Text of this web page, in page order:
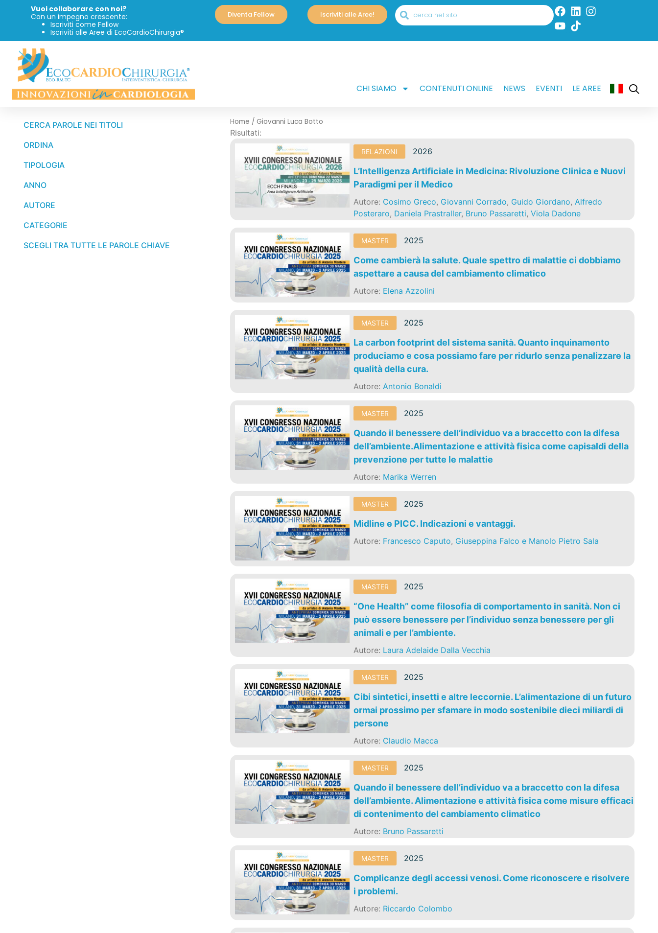
Vuoi collaborare con noi?
Con un impegno crescente:
Iscriviti come Fellow
Iscriviti alle Aree di EcoCardioChirurgia®
Diventa Fellow Iscriviti alle Aree!
CHI SIAMO CONTENUTI ONLINE NEWS EVENTI LE AREE
CERCA PAROLE NEI TITOLI
ORDINA
TIPOLOGIA
ANNO
AUTORE
CATEGORIE
SCEGLI TRA TUTTE LE PAROLE CHIAVE
Home /Giovanni Luca Botto
Risultati:
RELAZIONI 2026
L’Intelligenza Artificiale in Medicina: Rivoluzione Clinica e Nuovi
Paradigmi per il Medico
Autore: Cosimo Greco, Giovanni Corrado, Guido Giordano, Alfredo
Posteraro, Daniela Prastraller, Bruno Passaretti, Viola Dadone
MASTER 2025
Come cambierà la salute. Quale spettro di malattie ci dobbiamo
aspettare a causa del cambiamento climatico
Autore: Elena Azzolini
MASTER 2025
La carbon footprint del sistema sanità. Quanto inquinamento
produciamo e cosa possiamo fare per ridurlo senza penalizzare la
qualità della cura.
Autore: Antonio Bonaldi
MASTER 2025
Quando il benessere dell’individuo va a braccetto con la difesa
dell’ambiente.Alimentazione e attività fisica come capisaldi della
prevenzione per tutte le malattie
Autore: Marika Werren
MASTER 2025
Midline e PICC. Indicazioni e vantaggi.
Autore: Francesco Caputo, Giuseppina Falco e Manolo Pietro Sala
MASTER 2025
“One Health” come filosofia di comportamento in sanità. Non ci
può essere benessere per l’individuo senza benessere per gli
animali e per l’ambiente.
Autore: Laura Adelaide Dalla Vecchia
MASTER 2025
Cibi sintetici, insetti e altre leccornie. L’alimentazione di un futuro
ormai prossimo per sfamare in modo sostenibile dieci miliardi di
persone
Autore: Claudio Macca
MASTER 2025
Quando il benessere dell’individuo va a braccetto con la difesa
dell’ambiente. Alimentazione e attività fisica come misure efficaci
di contenimento del cambiamento climatico
Autore: Bruno Passaretti
MASTER 2025
Complicanze degli accessi venosi. Come riconoscere e risolvere
i problemi.
Autore: Riccardo Colombo